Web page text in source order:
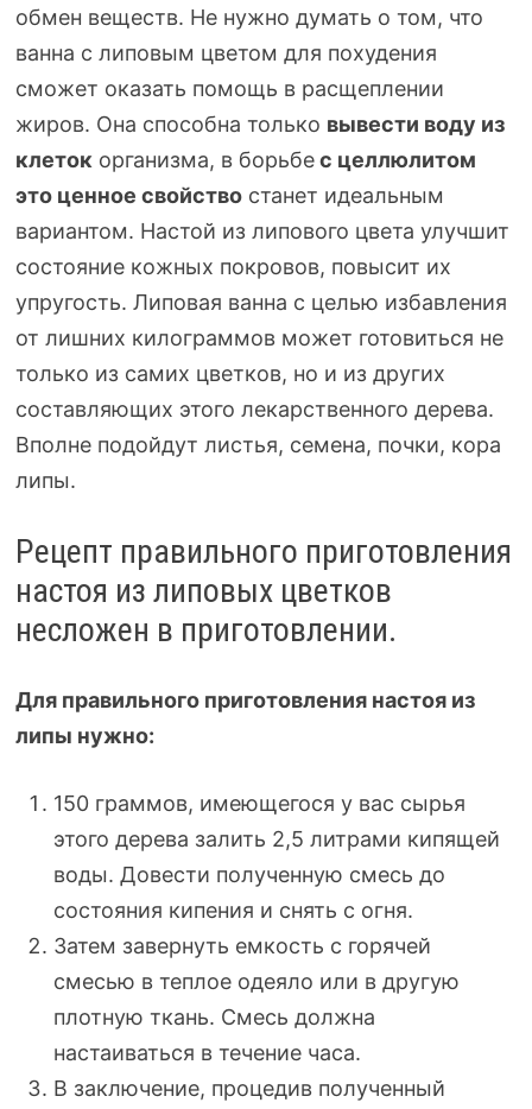
обмен веществ. Не нужно думать о том, что
ванна с липовым цветом для похудения
сможет оказать помощь в расщеплении
жиров. Она способна только вывести воду из
клетокорганизма, в борьбес целлюлитом
это ценное свойствостанет идеальным
вариантом. Настой из липового цвета улучшит
состояние кожных покровов, повысит их
упругость. Липовая ванна с целью избавления
от лишних килограммов может готовиться не
только из самих цветков, но и из других
составляющих этого лекарственного дерева.
Вполне подойдут листья, семена, почки, кора
липы.
Рецепт правильного приготовления
настоя из липовых цветков
несложен в приготовлении.
Для правильного приготовления настоя из
липы нужно:
150 граммов, имеющегося у вас сырья
этого дерева залить 2,5 литрами кипящей
воды. Довести полученную смесь до
состояния кипения и снять с огня.
Затем завернуть емкость с горячей
смесью в теплое одеяло или в другую
плотную ткань. Смесь должна
настаиваться в течение часа.
В заключение, процедив полученный